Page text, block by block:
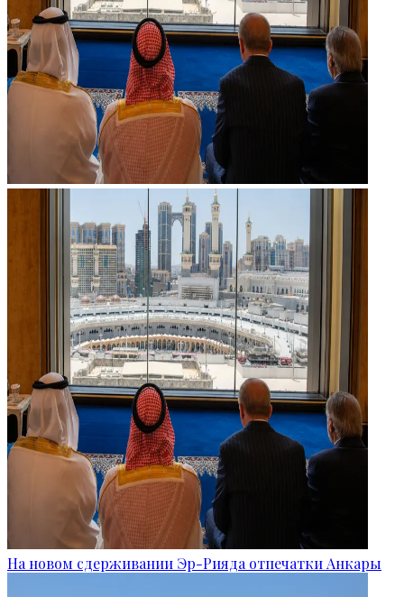
На новом сдерживании Эр-Рияда отпечатки Анкары